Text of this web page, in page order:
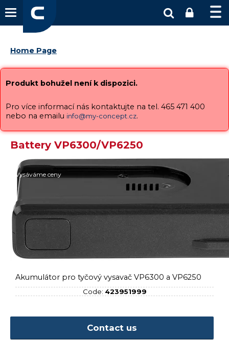
Home Page
Produkt bohužel není k dispozici.
Pro více informací nás kontaktujte na tel. 465 471 400
nebo na emailu info@my-concept.cz.
Battery VP6300/VP6250
Vysáváme ceny
Akumulátor pro tyčový vysavač VP6300 a VP6250
Code: 423951999
Contact us